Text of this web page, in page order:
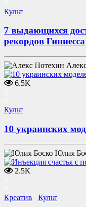
Культ
7 выдающихся
рекордов Гиннесса
6.5K
Культ
10 украинских
Юлия
2.5K
Креатив
Культ